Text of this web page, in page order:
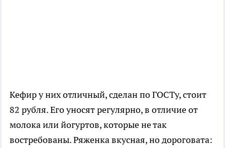
Кефир у них отличный, сделан по ГОСТу, стоит
82 рубля. Его уносят регулярно, в отличие от
молока или йогуртов, которые не так
востребованы. Ряженка вкусная, но дороговата: